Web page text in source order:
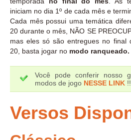
iniciam no dia 1º de cada mês e
Cada mês possui uma temática
20 durante o mês, NÃO SE
mas eles só são entregues no final
20, basta jogar no modo ranqueado.
Você pode conferir nosso
modos de jogo NESSE LINK !!
Versos